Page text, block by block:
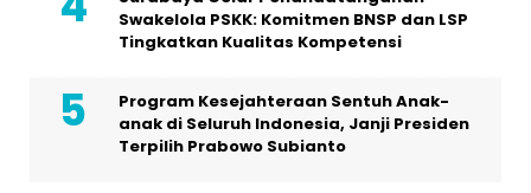
Swakelola PSKK: Komitmen BNSP dan LSP
Tingkatkan Kualitas Kompetensi
Program Kesejahteraan Sentuh Anak-
anak di Seluruh Indonesia, Janji Presiden
Terpilih Prabowo Subianto